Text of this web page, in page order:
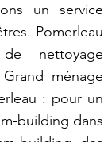
un service
Pomerleau
nettoyage
ménage
: pour un
building dans